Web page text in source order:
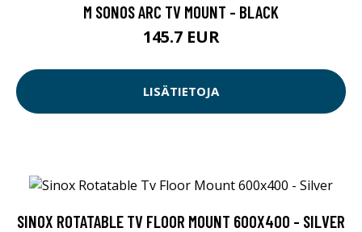
M SONOS ARC TV MOUNT - BLACK
145.7 EUR
LISÄTIETOJA
SINOX ROTATABLE TV FLOOR MOUNT 600X400 - SILVER